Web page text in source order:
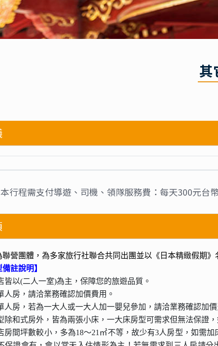
其
行程需支付導遊、司機、領隊服務費：每天300元台
營團體，為多家旅行社聯合共同出團並以《日本精緻假期》
備註說明】
皆以(二人一室)為主，保障您的旅遊品質。
人房，請洽業務確認加價費用。
人房，若為一大人或一大人加一嬰兒參加，請洽業務確認加價
除和式房外，皆為兩張小床，一大床房型可需求但無法保證
房間坪數較小，多為18～21㎡不等，故少有3人房型，如需